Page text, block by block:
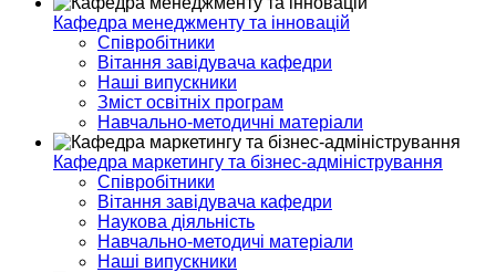
Кафедра менеджменту та інновацій
Співробітники
Вітання завідувача кафедри
Наші випускники
Зміст освітніх програм
Навчально-методичні матеріали
Кафедра маркетингу та бізнес-адміністрування
Співробітники
Вітання завідувача кафедри
Наукова діяльність
Навчально-методичі матеріали
Наші випускники